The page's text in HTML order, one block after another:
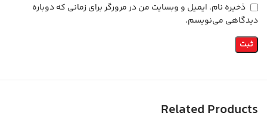
ذخیره نام، ایمیل و وبسایت من در مرورگر برای زمانی که دوباره
دیدگاهی می‌نویسم.
Related Products